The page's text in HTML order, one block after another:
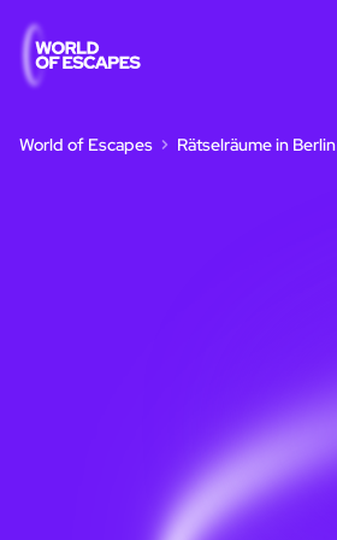
World of Escapes Rätselräume in Berlin